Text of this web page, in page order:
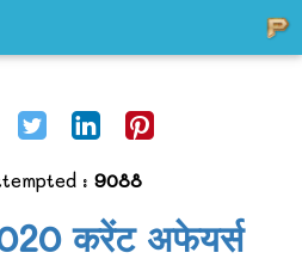
: 9088
करेंट अफेयर्स